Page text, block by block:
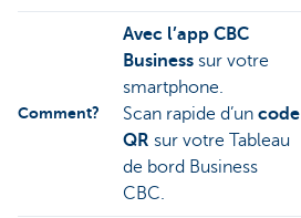
Comment?
Avec l’app CBC
Business sur votre
smartphone.
Scan rapide d’un code
QR sur votre Tableau
de bord Business
CBC.